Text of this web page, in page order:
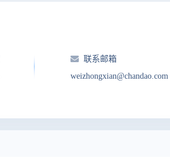
联系邮箱
weizhongxian@chandao.com